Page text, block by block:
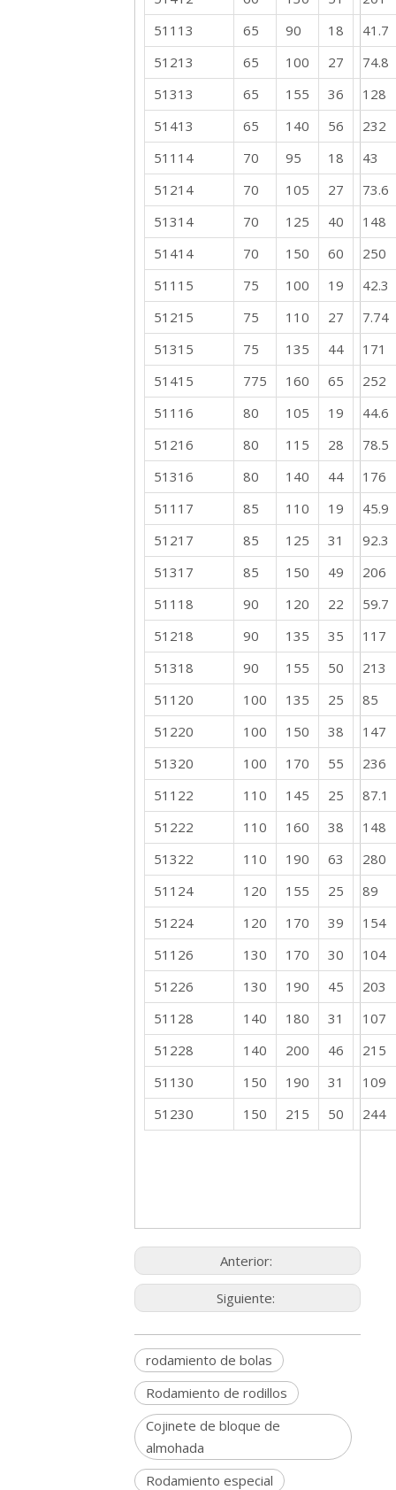
51113
65 90 18
41.7
51213
65 100 27
74.8
51313
65 155 36
128
51413
65 140 56
232
51114
70 95 18
43
51214
70 105 27
73.6
51314
70 125 40
148
51414
70 150 60
250
51115
75 100 19
42.3
51215
75 110 27
7.74
51315
75 135 44
171
51415
775 160 65
252
51116
80 105 19
44.6
51216
80 115 28
78.5
51316
80 140 44
176
51117
85 110 19
45.9
51217
85 125 31
92.3
51317
85 150 49
206
51118
90 120 22
59.7
51218
90 135 35
117
51318
90 155 50
213
51120
100 135 25
85
51220
100 150 38
147
51320
100 170 55
236
51122
110 145 25
87.1
51222
110 160 38
148
51322
110 190 63
280
51124
120 155 25
89
51224
120 170 39
154
51126
130 170 30
104
51226
130 190 45
203
51128
140 180 31
107
51228
140 200 46
215
51130
150 190 31
109
51230
150 215 50 244
Anterior:
Siguiente:
rodamiento de bolas
Rodamiento de rodillos
Cojinete de bloque de
almohada
Rodamiento especial